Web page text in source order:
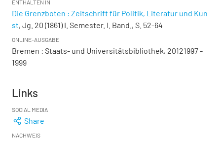
ENTHALTEN IN
Die Grenzboten : Zeitschrift für Politik, Literatur und Kun
st, Jg. 20 (1861) I. Semester. I. Band., S. 52-64
ONLINE-AUSGABE
Bremen : Staats- und Universitätsbibliothek, 20121997 -
1999
Links
SOCIAL MEDIA
Share
NACHWEIS